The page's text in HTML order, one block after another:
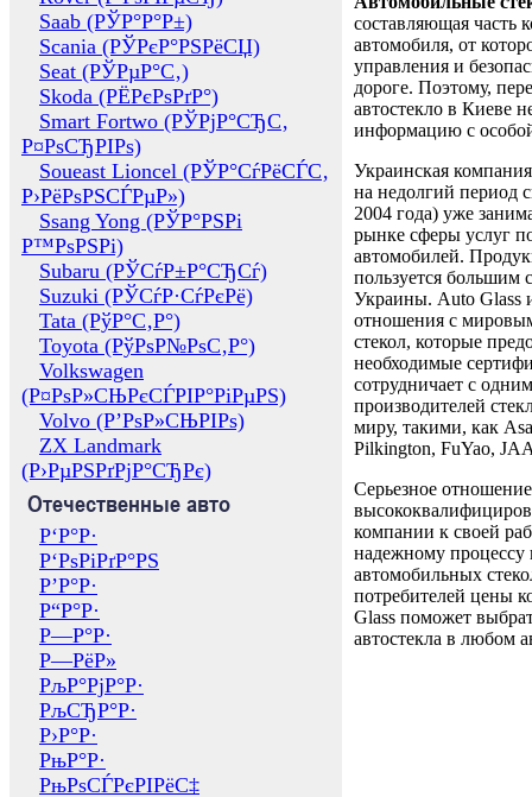
Saab (РЎР°Р°Р±)
Scania (РЎРєР°РЅРёСЏ)
Seat (РЎРµР°С‚)
Skoda (РЁРєРѕРґР°)
Smart Fortwo (РЎРјР°СЂС‚
Р¤РѕСЂРІРѕ)
Soueast Lioncel (РЎР°СѓРёСЃС‚
Р›РёРѕРЅСЃРµР»)
Ssang Yong (РЎР°РЅРі
Р™РѕРЅРі)
Subaru (РЎСѓР±Р°СЂСѓ)
Suzuki (РЎСѓР·СѓРєРё)
Tata (РўР°С‚Р°)
Toyota (РўРѕР№РѕС‚Р°)
Volkswagen
(Р¤РѕР»СЊРєСЃРІР°РіРµРЅ)
Volvo (Р’РѕР»СЊРІРѕ)
ZX Landmark
(Р›РµРЅРґРјР°СЂРє)
Отечественные авто
Р‘Р°Р·
Р‘РѕРіРґР°РЅ
Р’Р°Р·
Р“Р°Р·
Р—Р°Р·
Р—РёР»
РљР°РјР°Р·
РљСЂР°Р·
Р›Р°Р·
РњР°Р·
РњРѕСЃРєРІРёС‡
составляющая часть
автомобиля, от
управления и
дороге. Поэтому,
автостекло в Киеве
информацию с
Украинская
на недолгий период
2004 года) уже
рынке сферы услуг
автомобилей.
пользуется большим
Украины. Auto Glass
отношения с
стекол, которые
необходимые
сотрудничает с
производителей
миру, такими, как
Pilkington, FuYao,
Серьезное отношение
компании к своей
надежному процессу
автомобильных
потребителей цены
Glass поможет
автостекла в любом